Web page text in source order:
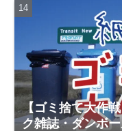
【ゴミ捨て大作
ク雑誌・ダンボ